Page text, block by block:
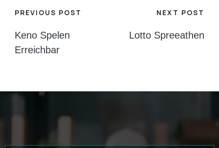
Post
navigation
PREVIOUS POST
Keno Spelen
Erreichbar
NEXT POST
Lotto Spreeathen